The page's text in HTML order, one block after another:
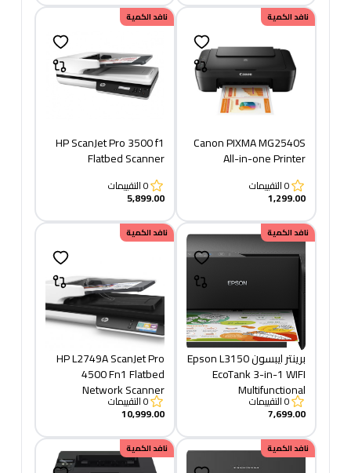
نافد الكمية
Canon PIXMA MG2540S
All-in-one Printer
0التقييمات
1,299.00
نافد الكمية
HP ScanJet Pro 3500 f1
Flatbed Scanner
0التقييمات
5,899.00
نافد الكمية
برينتر ايبسون Epson L3150
EcoTank 3-in-1 WIFI
Multifunctional
0التقييمات
7,699.00
نافد الكمية
HP L2749A ScanJet Pro
4500 Fn1 Flatbed
Network Scanner
0التقييمات
10,999.00
نافد الكمية نافد الكمية